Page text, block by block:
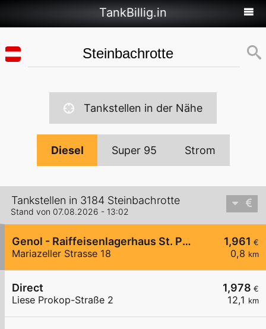
TankBillig.in
Tankstellen in der Nähe
Diesel Super 95 Strom
Tankstellen in 3184 Steinbachrotte
Stand von 07.08.2026 - 13:02
1,961 €
0,8 km
Genol - Raiffeisenlagerhaus St. Pölten
Mariazeller Strasse 18
1,978 €
12,1 km
Direct
Liese Prokop-Straße 2